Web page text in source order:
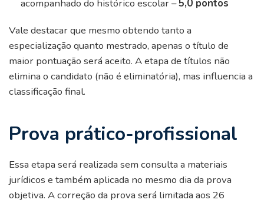
acompanhado do histórico escolar –5,0 pontos
Vale destacar que mesmo obtendo tanto a
especialização quanto mestrado, apenas o título de
maior pontuação será aceito. A etapa de títulos não
elimina o candidato (não é eliminatória), mas influencia a
classificação final.
Prova prático-profissional
Essa etapa será realizada sem consulta a materiais
jurídicos e também aplicada no mesmo dia da prova
objetiva. A correção da prova será limitada aos 26